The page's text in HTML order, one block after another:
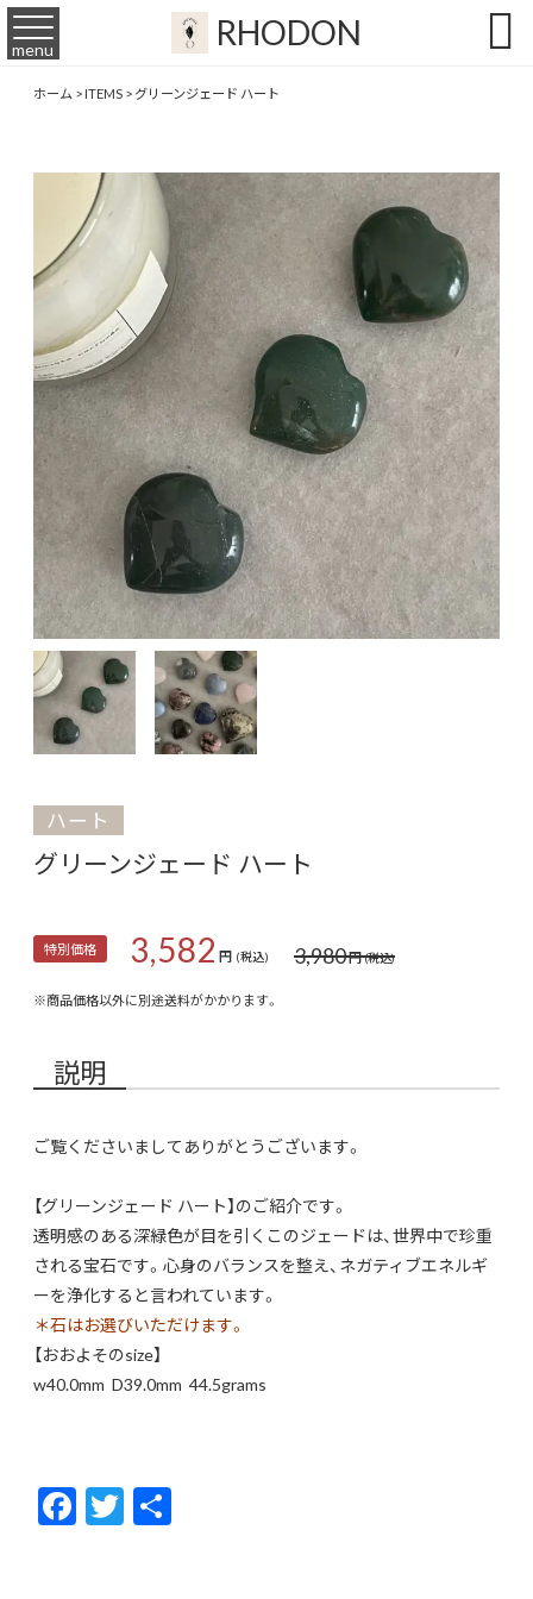
RHODON
menu 
ホーム>ITEMS>グリーンジェード ハート
ハート
グリーンジェード ハート
特別価格 3,582 円 (税込) 3,980円(税込)
※商品価格以外に別途送料がかかります。
説明
ご覧くださいましてありがとうございます。
【グリーンジェード ハート】のご紹介です。
透明感のある深緑色が目を引くこのジェードは、世界中で珍重
される宝石です。心身のバランスを整え、ネガティブエネルギ
ーを浄化すると言われています。
＊石はお選びいただけます。
【おおよそのsize】
w40.0mm D39.0mm 44.5grams
F
ac
T
w